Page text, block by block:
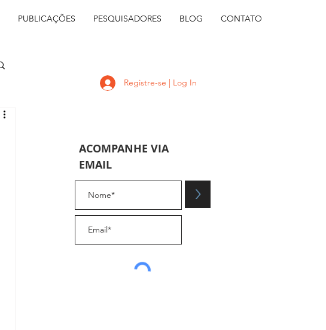
PUBLICAÇÕES PESQUISADORES BLOG CONTATO
Registre-se | Log In
ACOMPANHE VIA
EMAIL
>